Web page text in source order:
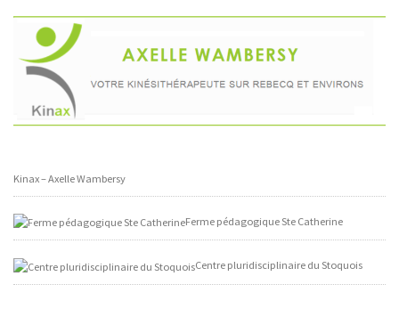
Kinax – Axelle Wambersy
Ferme pédagogique Ste Catherine
Centre pluridisciplinaire du Stoquois